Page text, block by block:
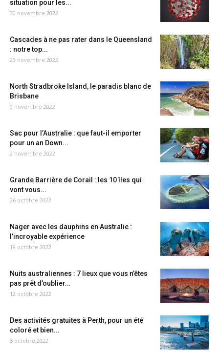
situation pour les...
30 novembre 2022
Cascades à ne pas rater dans le Queensland
: notre top...
23 novembre 2022
North Stradbroke Island, le paradis blanc de
Brisbane
9 novembre 2022
Sac pour l’Australie : que faut-il emporter
pour un an Down...
2 novembre 2022
Grande Barrière de Corail : les 10 îles qui
vont vous...
26 octobre 2022
Nager avec les dauphins en Australie :
l’incroyable expérience
19 octobre 2022
Nuits australiennes : 7 lieux que vous n’êtes
pas prêt d’oublier...
12 octobre 2022
Des activités gratuites à Perth, pour un été
coloré et bien...
5 octobre 2022